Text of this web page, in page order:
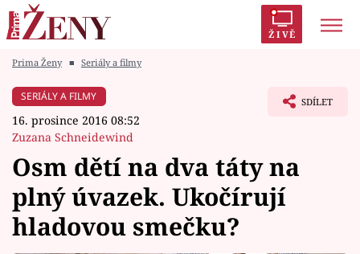
ŽIVĚ
Módní alarm
Témata
Celebrity
Prima Ženy ■ Seriály a filmy
SERIÁLY A FILMY
16. prosince 2016 08:52
Zuzana Schneidewind
SDÍLET
Osm dětí na dva táty na
plný úvazek. Ukočírují
hladovou smečku?